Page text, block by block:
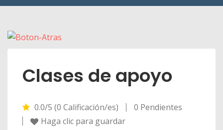
Clases de apoyo
0.0/5 (0 Calificación/es)
0 Pendientes
Haga clic para guardar